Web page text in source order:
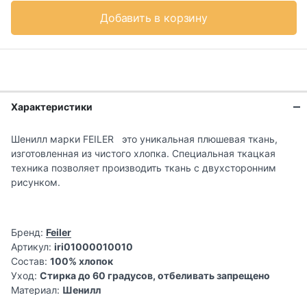
Добавить в корзину
Характеристики
Шенилл марки FEILER это уникальная плюшевая ткань,
изготовленная из чистого хлопка. Специальная ткацкая
техника позволяет производить ткань с двухсторонним
рисунком.
Бренд: Feiler
Артикул: iri01000010010
Состав: 100% хлопок
Уход: Стирка до 60 градусов, отбеливать запрещено
Материал: Шенилл